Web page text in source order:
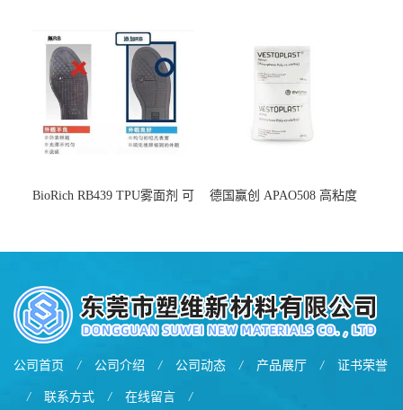
BioRich RB439 TPU雾面剂 可
德国赢创 APAO508 高粘度
公司首页 / 公司介绍 / 公司动态 / 产品展厅 / 证书荣誉
/ 联系方式 / 在线留言 /